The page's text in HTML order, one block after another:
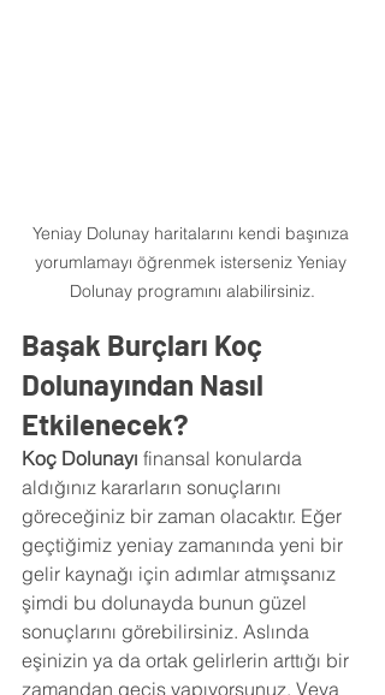
Yeniay Dolunay haritalarını kendi başınıza
yorumlamayı öğrenmek isterseniz Yeniay
Dolunay programını alabilirsiniz.
Başak Burçları Koç
Dolunayından Nasıl
Etkilenecek?
Koç Dolunayı finansal konularda
aldığınız kararların sonuçlarını
göreceğiniz bir zaman olacaktır. Eğer
geçtiğimiz yeniay zamanında yeni bir
gelir kaynağı için adımlar atmışsanız
şimdi bu dolunayda bunun güzel
sonuçlarını görebilirsiniz. Aslında
eşinizin ya da ortak gelirlerin arttığı bir
zamandan geçiş yapıyorsunuz. Veya